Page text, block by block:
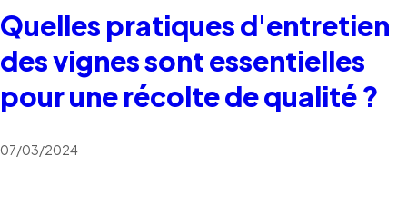
Quelles pratiques d'entretien
des vignes sont essentielles
pour une récolte de qualité ?
07/03/2024